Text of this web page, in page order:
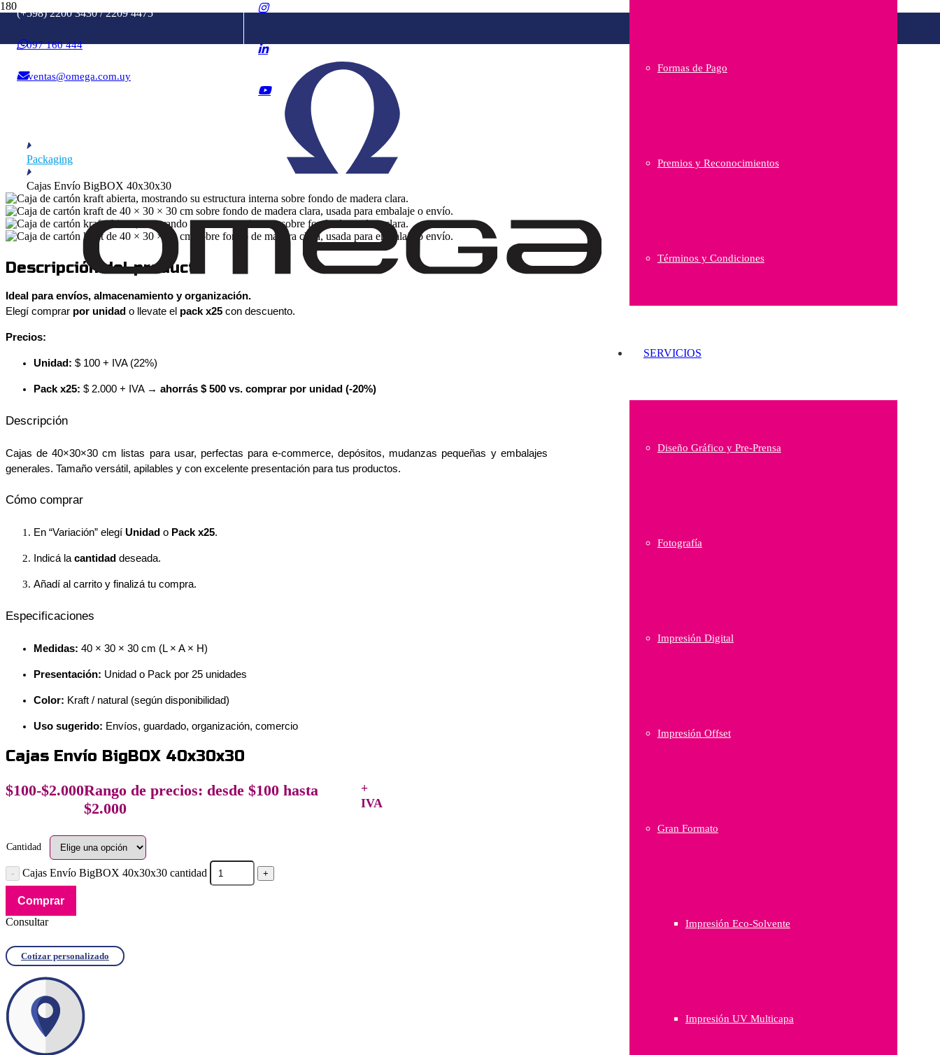
(+598) 2200 3430 / 2209 4475
097 160 444
ventas@omega.com.uy
Formas de Pago
Premios y Reconocimientos
Términos y Condiciones
SERVICIOS
Diseño Gráfico y Pre-Prensa
Fotografía
Impresión Digital
Impresión Offset
Gran Formato
Impresión Eco-Solvente
Impresión UV Multicapa
Packaging
Cajas Envío BigBOX 40x30x30
Descripción del producto
Ideal para envíos, almacenamiento y organización.
Elegí comprar por unidad o llevate el pack x25 con descuento.
Precios:
Unidad: $ 100 + IVA (22%)
Pack x25: $ 2.000 + IVA → ahorrás $ 500 vs. comprar por unidad (-20%)
Descripción
Cajas de 40×30×30 cm listas para usar, perfectas para e-commerce, depósitos, mudanzas pequeñas y embalajes
generales. Tamaño versátil, apilables y con excelente presentación para tus productos.
Cómo comprar
En “Variación” elegí Unidad o Pack x25.
Indicá la cantidad deseada.
Añadí al carrito y finalizá tu compra.
Especificaciones
Medidas: 40 × 30 × 30 cm (L × A × H)
Presentación: Unidad o Pack por 25 unidades
Color: Kraft / natural (según disponibilidad)
Uso sugerido: Envíos, guardado, organización, comercio
Cajas Envío BigBOX 40x30x30
$100-$2.000Rango de precios: desde $100 hasta
$2.000
+
IVA
Cantidad
Cajas Envío BigBOX 40x30x30 cantidad
Comprar
Consultar
Cotizar personalizado